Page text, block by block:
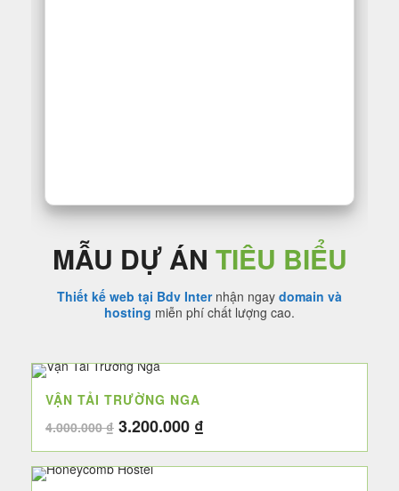
MẪU DỰ ÁN TIÊU BIỂU
Thiết kế web tại Bdv Internhận ngay domain và
hosting miễn phí chất lượng cao.
VẬN TẢI TRƯỜNG NGA
4.000.000₫ Giá
gốc
là:
3.200.000 ₫
hiện
tại